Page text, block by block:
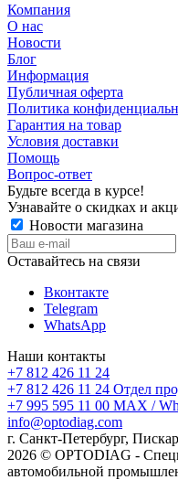
Компания
О нас
Новости
Блог
Информация
Публичная оферта
Политика
Гарантия на товар
Условия доставки
Помощь
Вопрос-ответ
Будьте всегда в курсе!
Узнавайте о скидках и
Новости магазина
Оставайтесь на связи
Вконтакте
Telegram
WhatsApp
Наши контакты
+7 812 426 11 24
+7 812 426 11 24 Отдел
+7 995 595 11 00 MAX /
info@optodiag.com
г. Санкт-Петербург,
2026 © OPTODIAG -
автомобильной